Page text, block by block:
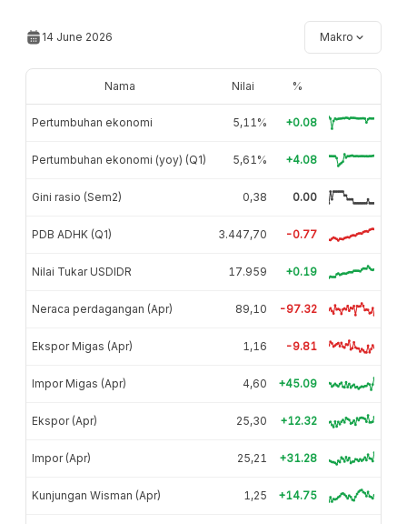
14 June 2026 Makro
Nama Nilai %
Pertumbuhan ekonomi 5,11% +0.08
Pertumbuhan ekonomi (yoy) (Q1) 5,61% +4.08
Gini rasio (Sem2) 0,38 0.00
PDB ADHK (Q1) 3.447,70 -0.77
Nilai Tukar USDIDR 17.959 +0.19
Neraca perdagangan (Apr) 89,10 -97.32
Ekspor Migas (Apr) 1,16 -9.81
Impor Migas (Apr) 4,60 +45.09
Ekspor (Apr) 25,30 +12.32
Impor (Apr) 25,21 +31.28
Kunjungan Wisman (Apr) 1,25 +14.75